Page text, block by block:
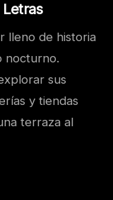
lleno de historia
nocturno.
sus
y tiendas
terraza al